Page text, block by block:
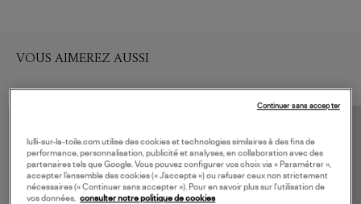
VOUS AIMEREZ AUSSI
lulli-sur-la-toile.com utilise des cookies et technologies similaires à des fins de
performance, personnalisation, publicité et analyses, en collaboration avec des
partenaires tels que Google. Vous pouvez configurer vos choix via « Paramétrer »,
accepter l’ensemble des cookies (« J’accepte ») ou refuser ceux non strictement
nécessaires (« Continuer sans accepter »). Pour en savoir plus sur l’utilisation de
vos données, consulter notre politique de cookies
Continuer sans accepter